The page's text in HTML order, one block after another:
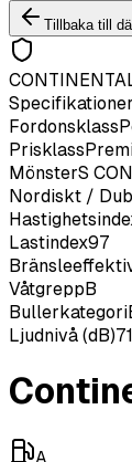
Tillbaka till
Specifikationer
Fordonsklass
Prisklass
MönsterS
Nordiskt /
Lastindex97
VåtgreppB
Bullerkategori
Ljudnivå (dB)71
A